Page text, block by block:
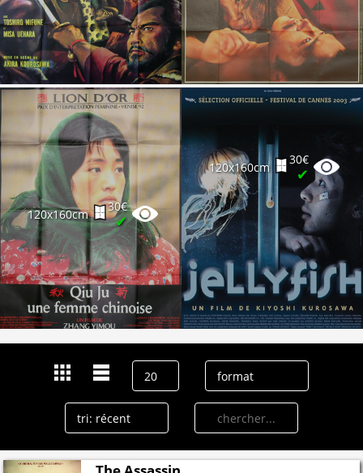
Vendre
120x160cm
30€
✔
120x160cm
30€
✔